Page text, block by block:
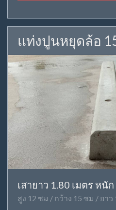
แท่งปูนหยุดล้อ
เสายาว 1.80 เมตร หนั
สูง 12 ซม / กว้าง 15 ซม / ยาว